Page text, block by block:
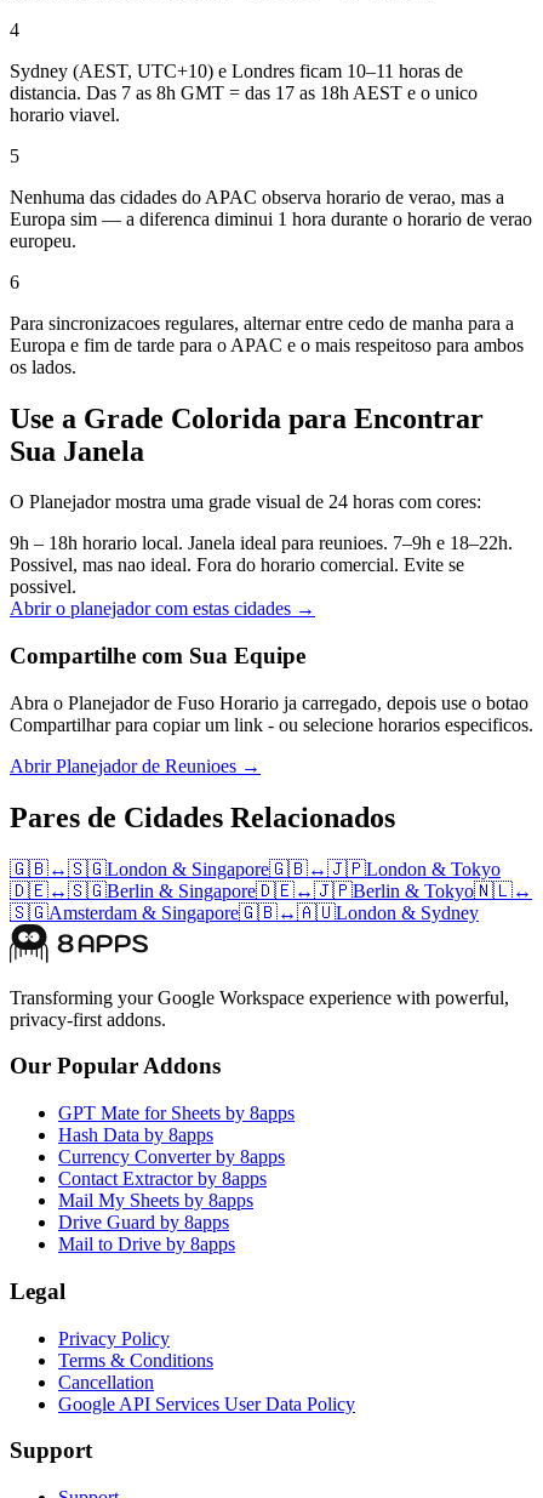
4
Sydney (AEST, UTC+10) e Londres ficam 10–11 horas de
distancia. Das 7 as 8h GMT = das 17 as 18h AEST e o unico
horario viavel.
5
Nenhuma das cidades do APAC observa horario de verao, mas a
Europa sim — a diferenca diminui 1 hora durante o horario de verao
europeu.
6
Para sincronizacoes regulares, alternar entre cedo de manha para a
Europa e fim de tarde para o APAC e o mais respeitoso para ambos
os lados.
Use a Grade Colorida para Encontrar
Sua Janela
O Planejador mostra uma grade visual de 24 horas com cores:
9h – 18h horario local. Janela ideal para reunioes. 7–9h e 18–22h.
Possivel, mas nao ideal. Fora do horario comercial. Evite se
possivel.
Abrir o planejador com estas cidades →
Compartilhe com Sua Equipe
Abra o Planejador de Fuso Horario ja carregado, depois use o botao
Compartilhar para copiar um link - ou selecione horarios especificos.
Abrir Planejador de Reunioes →
Pares de Cidades Relacionados
🇬🇧↔🇸🇬London & Singapore🇬🇧↔🇯🇵London & Tokyo
🇩🇪↔🇸🇬Berlin & Singapore🇩🇪↔🇯🇵Berlin & Tokyo🇳🇱↔
🇸🇬Amsterdam & Singapore🇬🇧↔🇦🇺London & Sydney
Transforming your Google Workspace experience with powerful,
privacy-first addons.
Our Popular Addons
GPT Mate for Sheets by 8apps
Hash Data by 8apps
Currency Converter by 8apps
Contact Extractor by 8apps
Mail My Sheets by 8apps
Drive Guard by 8apps
Mail to Drive by 8apps
Legal
Privacy Policy
Terms & Conditions
Cancellation
Google API Services User Data Policy
Support